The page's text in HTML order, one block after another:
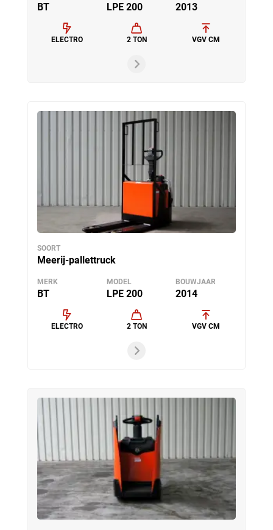
BT LPE 200 2013
ELECTRO 2 TON VGV CM
SOORT
Meerij-pallettruck
MERK
BT
MODEL
LPE 200
BOUWJAAR
2014
ELECTRO 2 TON VGV CM